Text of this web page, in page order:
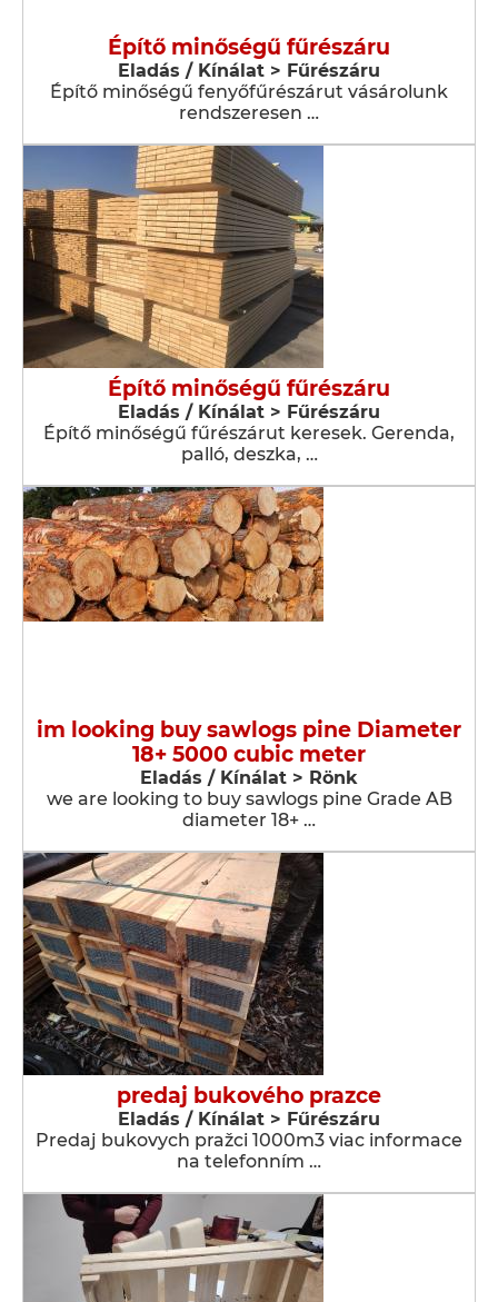
Építő minőségű fűrészáru
Eladás / Kínálat > Fűrészáru
Építő minőségű fenyőfűrészárut vásárolunk
rendszeresen …
Építő minőségű fűrészáru
Eladás / Kínálat > Fűrészáru
Építő minőségű fűrészárut keresek. Gerenda,
palló, deszka, …
im looking buy sawlogs pine Diameter
18+ 5000 cubic meter
Eladás / Kínálat > Rönk
we are looking to buy sawlogs pine Grade AB
diameter 18+ …
predaj bukového prazce
Eladás / Kínálat > Fűrészáru
Predaj bukovych pražci 1000m3 viac informace
na telefonním …